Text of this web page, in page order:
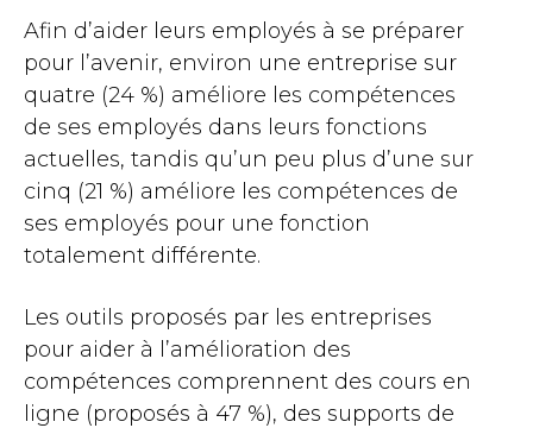
Afin d’aider leurs employés à se préparer
pour l’avenir, environ une entreprise sur
quatre (24 %) améliore les compétences
de ses employés dans leurs fonctions
actuelles, tandis qu’un peu plus d’une sur
cinq (21 %) améliore les compétences de
ses employés pour une fonction
totalement différente.
Les outils proposés par les entreprises
pour aider à l’amélioration des
compétences comprennent des cours en
ligne (proposés à 47 %), des supports de